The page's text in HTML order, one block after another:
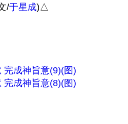
/于星成)△
完成神旨意(9)(图)
完成神旨意(8)(图)